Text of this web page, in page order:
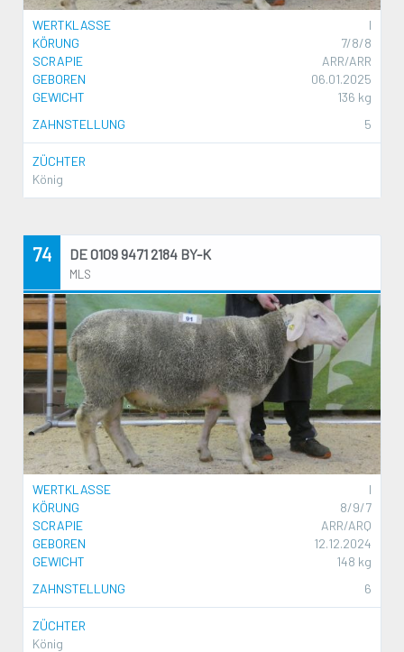
WERTKLASSE
I
KÖRUNG
7/8/8
SCRAPIE
ARR/ARR
GEBOREN
06.01.2025
GEWICHT
136 kg
ZAHNSTELLUNG
5
ZÜCHTER
König
74 DE 0109 9471 2184 BY-K
MLS
WERTKLASSE
I
KÖRUNG
8/9/7
SCRAPIE
ARR/ARQ
GEBOREN
12.12.2024
GEWICHT
148 kg
ZAHNSTELLUNG
6
ZÜCHTER
König